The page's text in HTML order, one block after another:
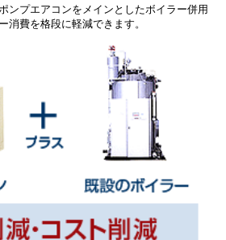
ンプエアコンをメインとしたボイラー併用
消費を格段に軽減できます。